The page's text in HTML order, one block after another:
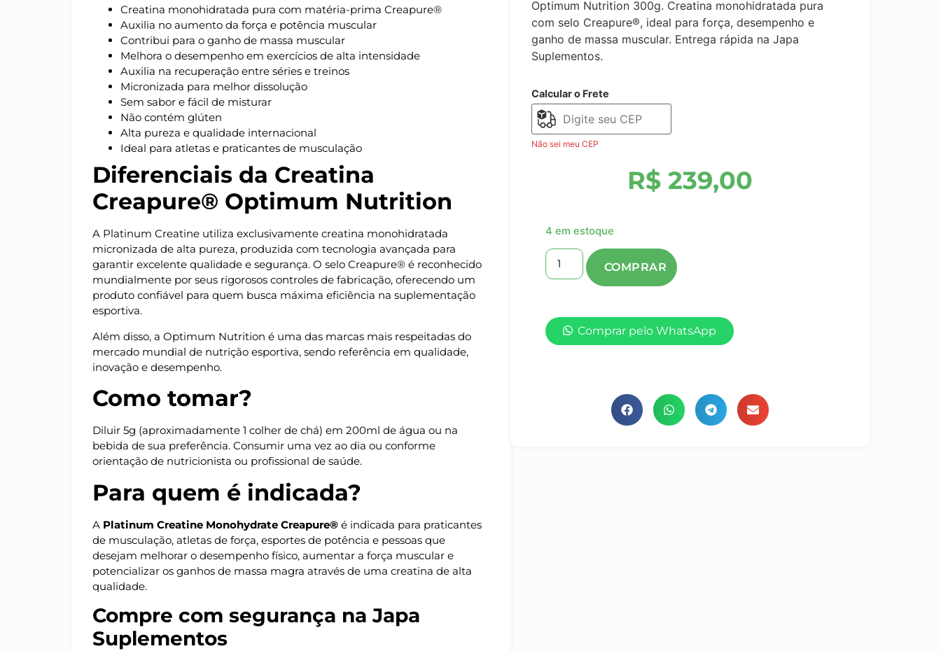
Creatina monohidratada pura com matéria-prima Creapure®
Auxilia no aumento da força e potência muscular
Contribui para o ganho de massa muscular
Melhora o desempenho em exercícios de alta intensidade
Auxilia na recuperação entre séries e treinos
Micronizada para melhor dissolução
Sem sabor e fácil de misturar
Não contém glúten
Alta pureza e qualidade internacional
Ideal para atletas e praticantes de musculação
Diferenciais da Creatina
Creapure® Optimum Nutrition
A Platinum Creatine utiliza exclusivamente creatina monohidratada
micronizada de alta pureza, produzida com tecnologia avançada para
garantir excelente qualidade e segurança. O selo Creapure® é reconhecido
mundialmente por seus rigorosos controles de fabricação, oferecendo um
produto confiável para quem busca máxima eficiência na suplementação
esportiva.
Além disso, a Optimum Nutrition é uma das marcas mais respeitadas do
mercado mundial de nutrição esportiva, sendo referência em qualidade,
inovação e desempenho.
Como tomar?
Diluir 5g (aproximadamente 1 colher de chá) em 200ml de água ou na
bebida de sua preferência. Consumir uma vez ao dia ou conforme
orientação de nutricionista ou profissional de saúde.
Para quem é indicada?
A Platinum Creatine Monohydrate Creapure® é indicada para praticantes
de musculação, atletas de força, esportes de potência e pessoas que
desejam melhorar o desempenho físico, aumentar a força muscular e
potencializar os ganhos de massa magra através de uma creatina de alta
qualidade.
Compre com segurança na Japa
Suplementos
Optimum Nutrition 300g. Creatina monohidratada pura
com selo Creapure®, ideal para força, desempenho e
ganho de massa muscular. Entrega rápida na Japa
Suplementos.
Calcular o Frete
Não sei meu CEP
R$ 239,00
4 em estoque
Comprar pelo WhatsApp